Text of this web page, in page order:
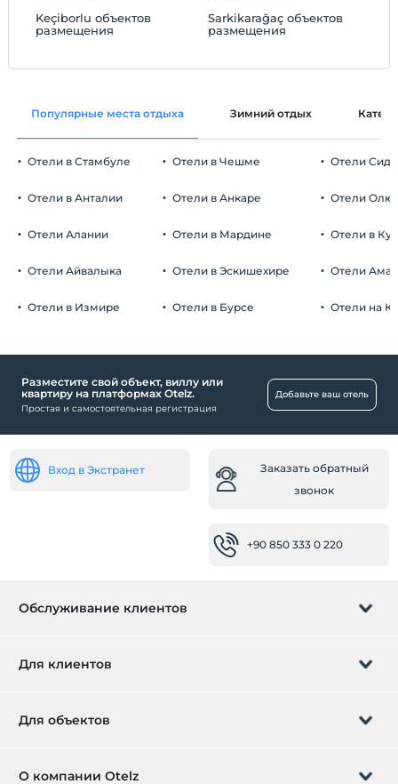
Keçiborlu объектов
размещения
Sarkikarağaç объектов
размещения
Популярные места отдыха Зимний отдых
Отели в Стамбуле
Отели в Анталии
Отели Алании
Отели Айвалыка
Отели в Измире
Отели в Чешме
Отели в Анкаре
Отели в Мардине
Отели в Эскишехире
Отели в Бурсе
Отели Сиде
Отели
Отели в
Отели
Отели на
Разместите свой объект, виллу или
квартиру на платформах Otelz.
Простая и самостоятельная регистрация
Добавьте ваш отель
Вход в Экстранет
Заказать обратный
звонок
+90 850 333 0 220
Обслуживание клиентов
Для клиентов
Подарочная карта
Для объектов
Добавьте ваш отель
О компании Otelz